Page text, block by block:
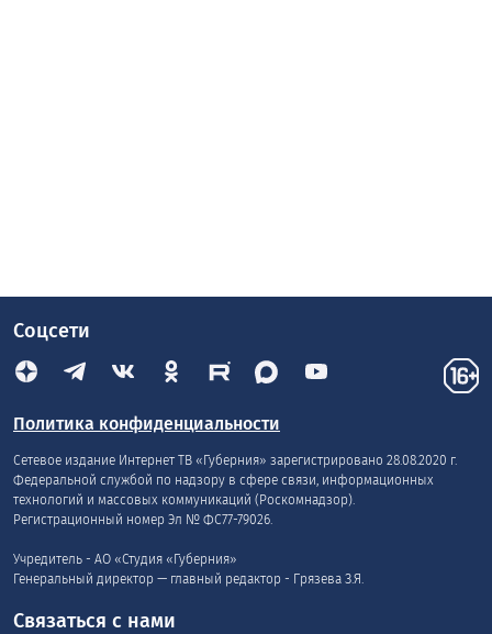
Соцсети
Политика конфиденциальности
Сетевое издание Интернет ТВ «Губерния» зарегистрировано 28.08.2020 г.
Федеральной службой по надзору в сфере связи, информационных
технологий и массовых коммуникаций (Роскомнадзор).
Регистрационный номер Эл № ФС77-79026.
Учредитель - АО «Студия «Губерния»
Генеральный директор — главный редактор - Грязева З.Я.
Связаться с нами